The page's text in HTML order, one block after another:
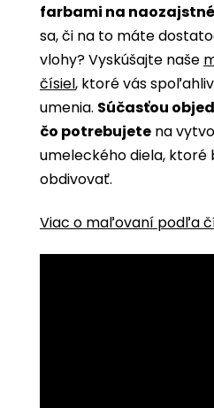
farbami na
sa, či na to máte
vlohy? Vyskúšajte naše
čísiel, ktoré vás
umenia. Súčasťou
čo potrebujete na
umeleckého diela, ktoré
obdivovať.
Viac o maľovaní podľa